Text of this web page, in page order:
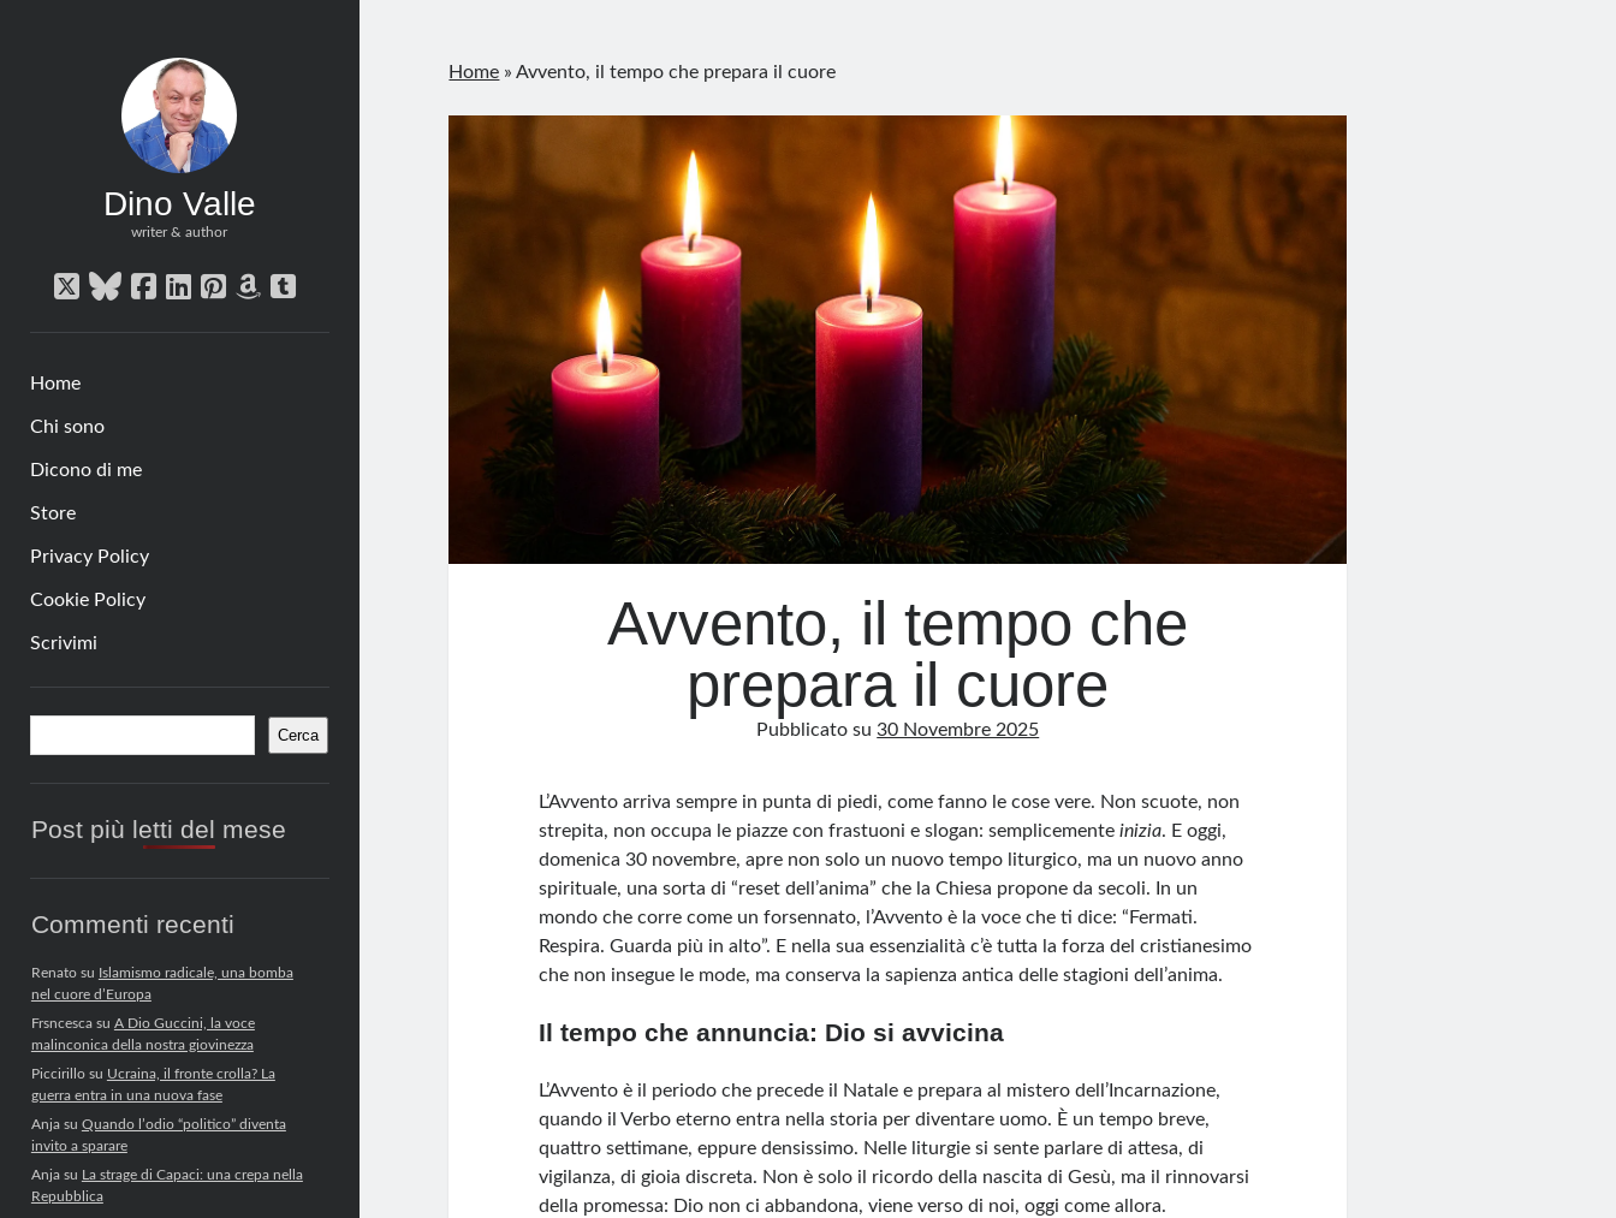
Dino Valle
writer & author
twitterbluesky
facebook
linkedin
pinterest
amazon
tumblr
Home
Chi sono
Dicono di me
Store
Privacy Policy
Cookie Policy
Scrivimi
Barra
laterale
Cerca
Post più letti del mese
Commenti recenti
Renatosu Islamismo radicale, una bomba
nel cuore d’Europa
Frsncescasu A Dio Guccini, la voce
malinconica della nostra giovinezza
Piccirillosu Ucraina, il fronte crolla? La
guerra entra in una nuova fase
Anjasu Quando l’odio “politico” diventa
invito a sparare
Anjasu La strage di Capaci: una crepa nella
Repubblica
Home »Avvento, il tempo che prepara il cuore
Avvento, il tempo che
prepara il cuore
Pubblicato su30 Novembre 2025
L’Avvento arriva sempre in punta di piedi, come fanno le cose vere. Non scuote, non
strepita, non occupa le piazze con frastuoni e slogan: semplicementeinizia. E oggi,
domenica 30 novembre, apre non solo un nuovo tempo liturgico, ma un nuovo anno
spirituale, una sorta di “reset dell’anima” che la Chiesa propone da secoli. In un
mondo che corre come un forsennato, l’Avvento è la voce che ti dice: “Fermati.
Respira. Guarda più in alto”. E nella sua essenzialità c’è tutta la forza del cristianesimo
che non insegue le mode, ma conserva la sapienza antica delle stagioni dell’anima.
Il tempo che annuncia: Dio si avvicina
L’Avvento è il periodo che precede il Natale e prepara al mistero dell’Incarnazione,
quando il Verbo eterno entra nella storia per diventare uomo. È un tempo breve,
quattro settimane, eppure densissimo. Nelle liturgie si sente parlare di attesa, di
vigilanza, di gioia discreta. Non è solo il ricordo della nascita di Gesù, ma il rinnovarsi
della promessa: Dio non ci abbandona, viene verso di noi, oggi come allora.